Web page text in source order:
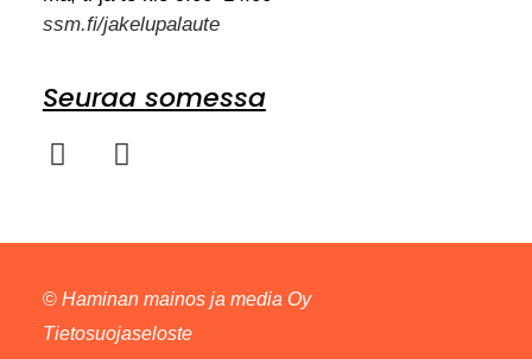
ssm.fi/jakelupalaute
Seuraa somessa
© Haminan mainos ja media Oy
Tietosuojaseloste